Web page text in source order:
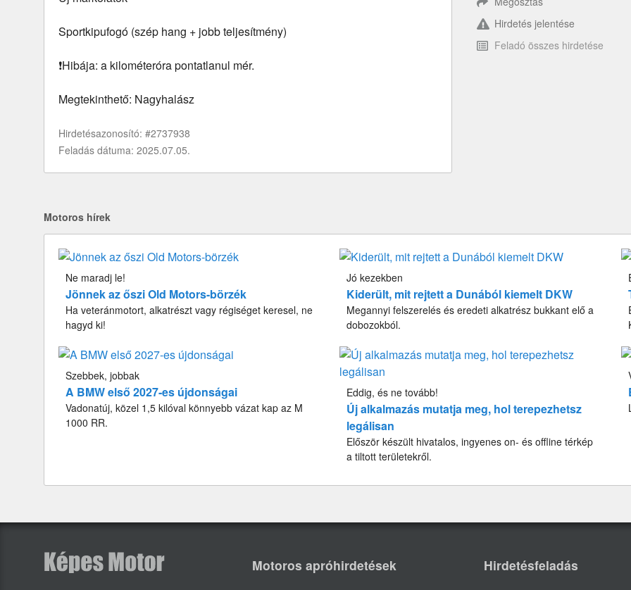
Hirdetés jelentése
Feladó összes hirdetése
Sportkipufogó (szép hang + jobb teljesítmény)
❗Hibája: a kilométeróra pontatlanul mér.
Megtekinthető: Nagyhalász
Hirdetésazonosító: #2737938
Feladás dátuma: 2025.07.05.
Motoros hírek
Ne maradj le!
Jönnek az őszi Old Motors-börzék
Ha veteránmotort, alkatrészt vagy régiséget keresel, ne
hagyd ki!
Jó kezekben
Kiderült, mit rejtett a Dunából kiemelt DKW
Megannyi felszerelés és eredeti alkatrész bukkant elő a
dobozokból.
Szebbek, jobbak
A BMW első 2027-es újdonságai
Vadonatúj, közel 1,5 kilóval könnyebb vázat kap az M
1000 RR.
Eddig, és ne tovább!
Új alkalmazás mutatja meg, hol terepezhetsz
legálisan
Először készült hivatalos, ingyenes on- és offline térkép
a tiltott területekről.
Motoros apróhirdetések Hirdetésfeladás